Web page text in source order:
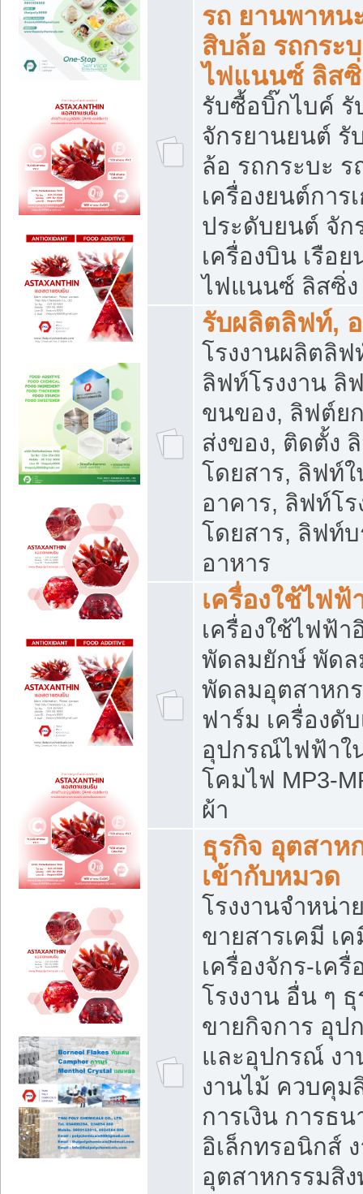
รถ ยานพาหน
สิบล้อ รถกระ
ไฟแนนซ์ ลิส
รับซื้อบิ๊กไบค์
จักรยานยนต์ รั
ล้อ รถกระบะ
เครื่องยนต์การ
ประดับยนต์ จัก
เครื่องบิน เรือ
ไฟแนนซ์ ลิสซิ่ง
รับผลิตลิฟท์,
โรงงานผลิตลิ
ลิฟท์โรงงาน ลิ
ขนของ, ลิฟต์ย
ส่งของ, ติดตั้ง
โดยสาร, ลิฟท์
อาคาร, ลิฟท์โ
โดยสาร, ลิฟท์
อาหาร
เครื่องใช้ไฟฟ้
เครื่องใช้ไฟฟ้า
พัดลมยักษ์ พัด
พัดลมอุตสาหก
ฟาร์ม เครื่องดั
อุปกรณ์ไฟฟ้าใ
โคมไฟ MP3-
ผ้า
ธุรกิจ อุตสาห
เข้ากับหมวด
โรงงานจำหน่
ขายสารเคมี เ
เครื่องจักร-เค
โรงงาน อื่น ๆ
ขายกิจการ อุป
และอุปกรณ์ ง
งานไม้ ควบคุม
การเงิน การธ
อิเล็กทรอนิกส์
อุตสาหกรรมสิ